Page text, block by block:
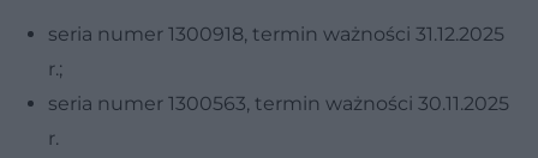
seria numer 1300918, termin ważności 31.12.2025
r.;
seria numer 1300563, termin ważności 30.11.2025
r.